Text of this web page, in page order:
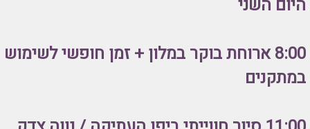
היום השני
8:00 ארוחת בוקר במלון +
זמן חופשי לשימוש
במתקנים